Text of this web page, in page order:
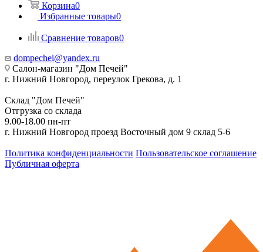
Корзина0
Избранные товары0
Сравнение товаров0
dompechei@yandex.ru
Салон-магазин "Дом Печей"
г. Нижний Новгород, переулок Грекова, д. 1
Склад "Дом Печей"
Отгрузка со склада
9.00-18.00 пн-пт
г. Нижний Новгород проезд Восточный дом 9 склад 5-6
Политика конфиденциальности Пользовательское соглашение
Публичная оферта